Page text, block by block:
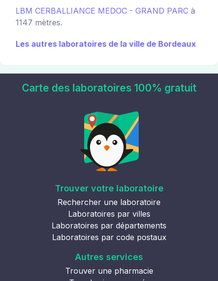
LBM CERBALLIANCE MEDOC - GRAND PARC à
1147 mètres.
Les autres laboratoires de la ville de Bordeaux
Carte des laboratoires 100% gratuit
Trouver votre laboratoire
Rechercher une laboratoire
Laboratoires par villes
Laboratoires par départements
Laboratoires par code postaux
Autres services
Trouver une pharmacie